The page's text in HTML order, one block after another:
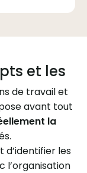
et les
de travail et
avant tout
la
les
l’organisation